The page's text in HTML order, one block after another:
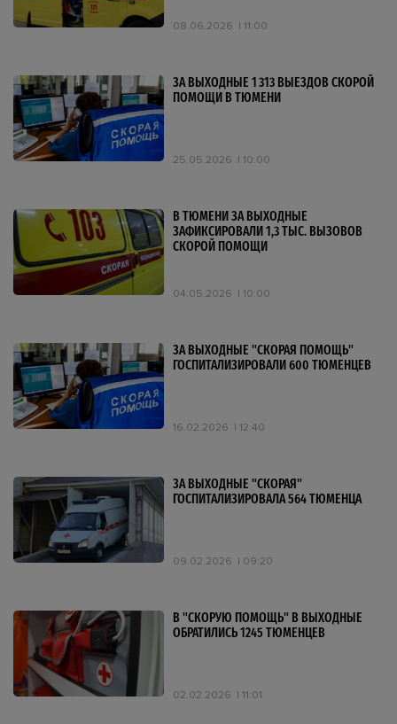
08.06.2026 11:00
ЗА ВЫХОДНЫЕ 1 313 ВЫЕЗДОВ СКОРОЙ
ПОМОЩИ В ТЮМЕНИ
25.05.2026 10:00
В ТЮМЕНИ ЗА ВЫХОДНЫЕ
ЗАФИКСИРОВАЛИ 1,3 ТЫС. ВЫЗОВОВ
СКОРОЙ ПОМОЩИ
04.05.2026 10:00
ЗА ВЫХОДНЫЕ "СКОРАЯ ПОМОЩЬ"
ГОСПИТАЛИЗИРОВАЛИ 600 ТЮМЕНЦЕВ
16.02.2026 12:40
ЗА ВЫХОДНЫЕ "СКОРАЯ"
ГОСПИТАЛИЗИРОВАЛА 564 ТЮМЕНЦА
09.02.2026 09:20
В "СКОРУЮ ПОМОЩЬ" В ВЫХОДНЫЕ
ОБРАТИЛИСЬ 1245 ТЮМЕНЦЕВ
02.02.2026 11:01